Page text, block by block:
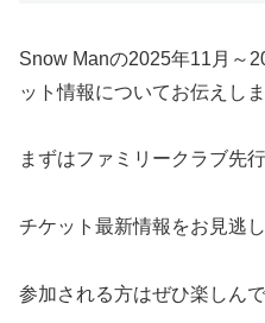
Snow Manの2025年11月～
ット情報についてお伝えしま
まずはファミリークラブ先
チケット最新情報をお見逃し
参加される方はぜひ楽しん